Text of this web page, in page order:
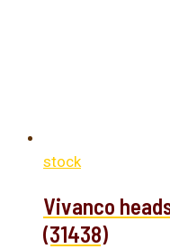
stock
Vivanco
(31438)